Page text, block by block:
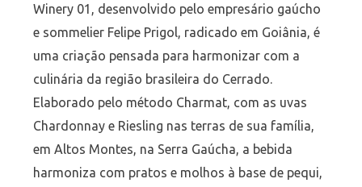
Winery 01, desenvolvido pelo empresário gaúcho
e sommelier Felipe Prigol, radicado em Goiânia, é
uma criação pensada para harmonizar com a
culinária da região brasileira do Cerrado.
Elaborado pelo método Charmat, com as uvas
Chardonnay e Riesling nas terras de sua família,
em Altos Montes, na Serra Gaúcha, a bebida
harmoniza com pratos e molhos à base de pequi,